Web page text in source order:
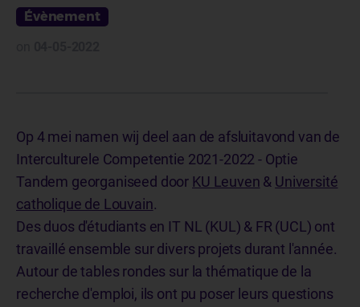
Évènement
Op 4 mei namen wij deel aan de afsluitavond van de
Interculturele Competentie 2021-2022 - Optie
Tandem georganiseed door KU Leuven & Université
catholique de Louvain.
Des duos d'étudiants en IT NL (KUL) & FR (UCL) ont
travaillé ensemble sur divers projets durant l'année.
Autour de tables rondes sur la thématique de la
recherche d'emploi, ils ont pu poser leurs questions